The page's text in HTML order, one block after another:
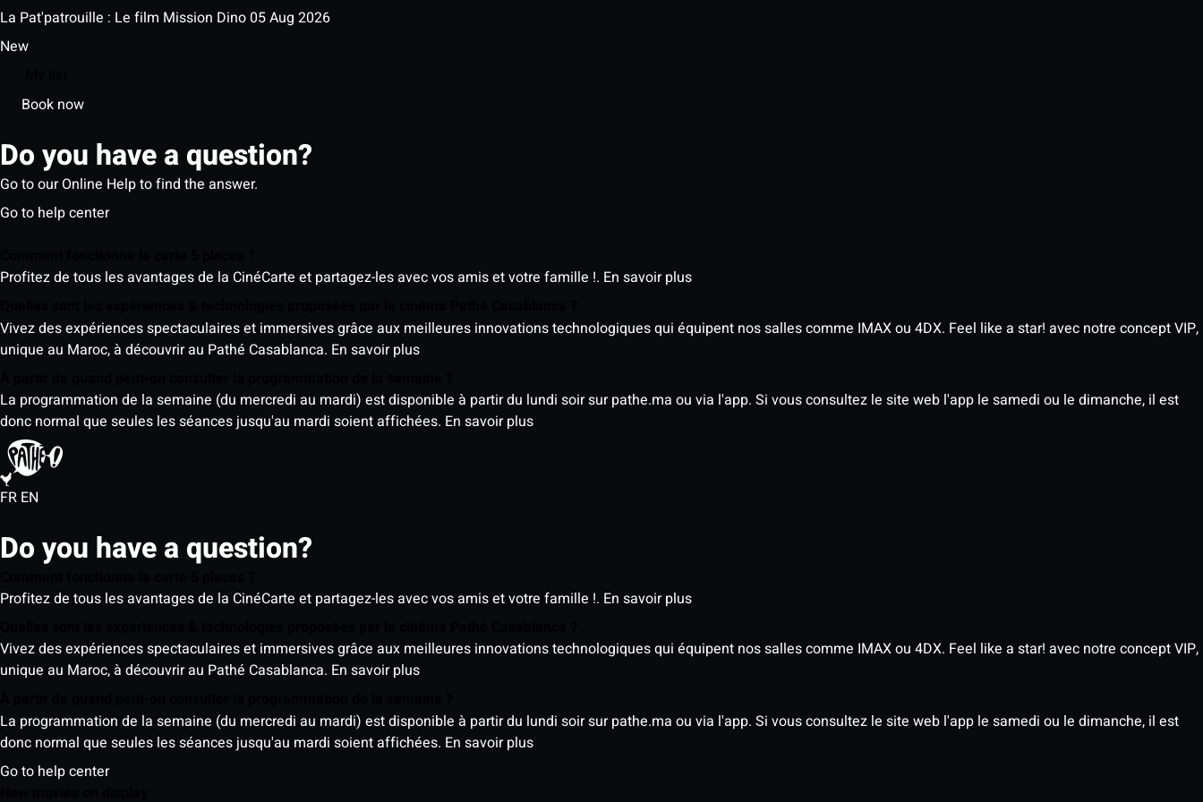
La Pat'patrouille : Le film Mission Dino 05 Aug 2026
New
Book now
Do you have a question?
Go to our Online Help to find the answer.
Go to help center
Profitez de tous les avantages de la CinéCarte et partagez-les avec vos amis et votre famille !. En savoir plus
Vivez des expériences spectaculaires et immersives grâce aux meilleures innovations technologiques qui équipent nos salles comme IMAX ou 4DX. Feel like a star! avec notre concept VIP,
unique au Maroc, à découvrir au Pathé Casablanca. En savoir plus
La programmation de la semaine (du mercredi au mardi) est disponible à partir du lundi soir sur pathe.ma ou via l'app. Si vous consultez le site web l'app le samedi ou le dimanche, il est
donc normal que seules les séances jusqu'au mardi soient affichées. En savoir plus
FR EN
Do you have a question?
Profitez de tous les avantages de la CinéCarte et partagez-les avec vos amis et votre famille !. En savoir plus
Vivez des expériences spectaculaires et immersives grâce aux meilleures innovations technologiques qui équipent nos salles comme IMAX ou 4DX. Feel like a star! avec notre concept VIP,
unique au Maroc, à découvrir au Pathé Casablanca. En savoir plus
La programmation de la semaine (du mercredi au mardi) est disponible à partir du lundi soir sur pathe.ma ou via l'app. Si vous consultez le site web l'app le samedi ou le dimanche, il est
donc normal que seules les séances jusqu'au mardi soient affichées. En savoir plus
Go to help center